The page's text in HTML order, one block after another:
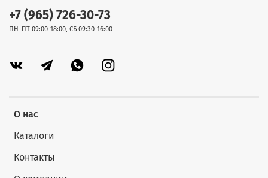
О нас
Каталоги
Контакты
+7 (965) 726-30-73
ПН-ПТ 09:00-18:00, СБ 09:30-16:00